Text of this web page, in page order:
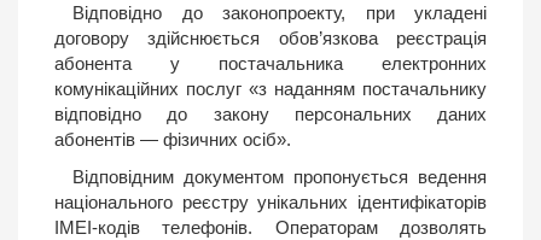
Відповідно до законопроекту, при укладені
договору здійснюється обов’язкова реєстрація
абонента у постачальника електронних
комунікаційних послуг «з наданням постачальнику
відповідно до закону персональних даних
абонентів — фізичних осіб».
Відповідним документом пропонується ведення
національного реєстру унікальних ідентифікаторів
IMEI-кодів телефонів. Операторам дозволять